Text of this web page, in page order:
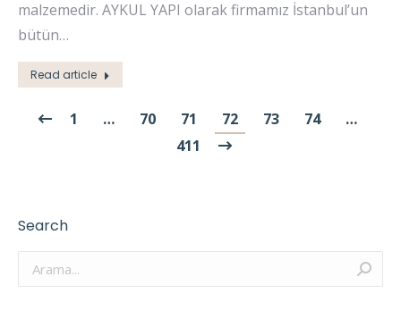
malzemedir. AYKUL YAPI olarak firmamız İstanbul’un
bütün…
Read article
1 … 70 71 72 73 74
…
411
Search
Arama: